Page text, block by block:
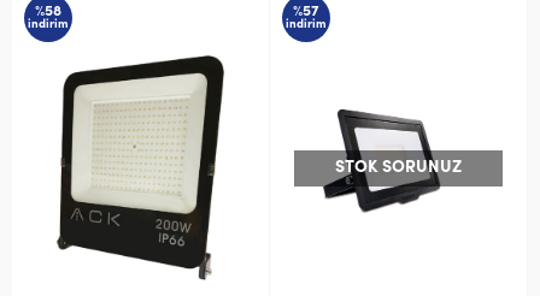
%58
indirim
%57
indirim
STOK SORUNUZ